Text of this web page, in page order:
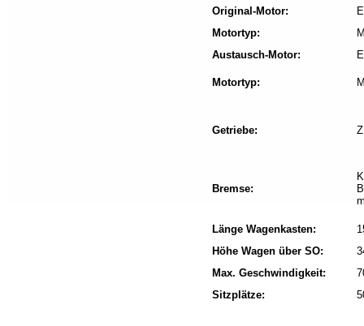
Original-Motor:
Motortyp:
Austausch-Motor:
Motortyp:
Getriebe:
Bremse:
Länge Wagenkasten:
Höhe Wagen über SO:
Max. Geschwindigkeit:
Sitzplätze: